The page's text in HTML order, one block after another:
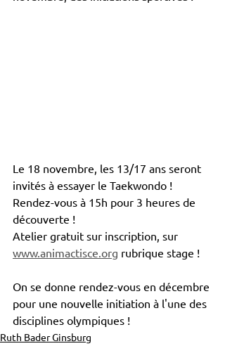
Le 18 novembre, les 13/17 ans seront
invités à essayer le Taekwondo !
Rendez-vous à 15h pour 3 heures de
découverte !
Atelier gratuit sur inscription, sur
www.animactisce.org rubrique stage !
On se donne rendez-vous en décembre
pour une nouvelle initiation à l'une des
disciplines olympiques !
Ruth Bader Ginsburg